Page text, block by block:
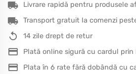
Livrare rapidă pentru produsele
Transport gratuit la comenzi
14 zile drept de retur
Plată online sigură cu cardul prin
Plata în 6 rate fără dobândă cu